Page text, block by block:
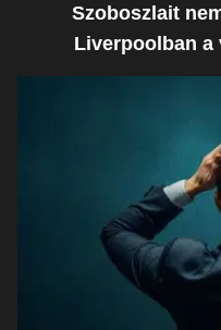
Szoboszlait
Liverpoolban a